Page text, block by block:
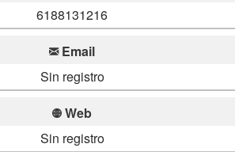
6188131216
Email
Sin registro
Web
Sin registro